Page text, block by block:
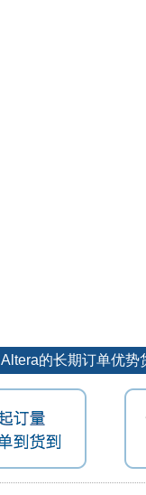
Altera的长期订单优势